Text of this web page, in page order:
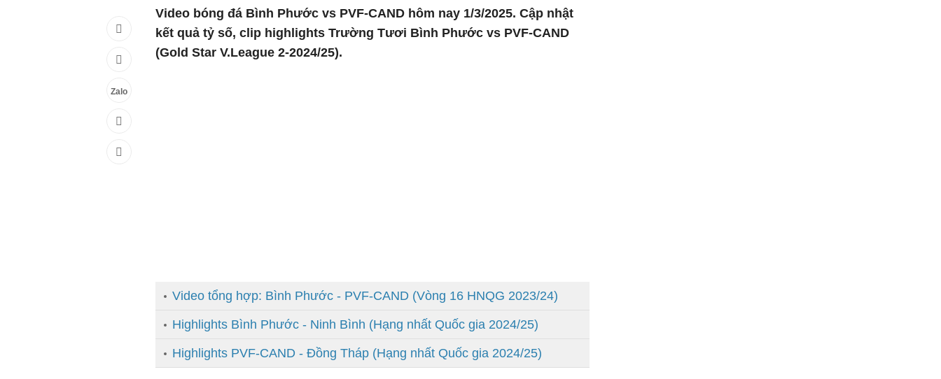
Zalo
Video bóng đá Bình Phước vs PVF-CAND hôm nay 1/3/2025. Cập nhật
kết quả tỷ số, clip highlights Trường Tươi Bình Phước vs PVF-CAND
(Gold Star V.League 2-2024/25).
Video tổng hợp: Bình Phước - PVF-CAND (Vòng 16 HNQG 2023/24)
Highlights Bình Phước - Ninh Bình (Hạng nhất Quốc gia 2024/25)
Highlights PVF-CAND - Đồng Tháp (Hạng nhất Quốc gia 2024/25)